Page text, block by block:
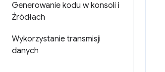
Generowanie kodu w konsoli i
Źródłach
Wykorzystanie transmisji
danych